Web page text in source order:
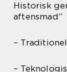
Historisk
aftensmad”
–
–